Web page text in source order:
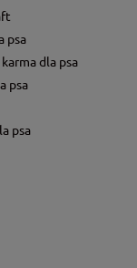
psa
dla psa
psa
psa